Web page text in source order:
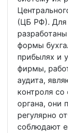
(ЦБ РФ). Для
формы
прибылях и
фирмы,
аудита,
контроля
органа, они
регулярно
соблюдают